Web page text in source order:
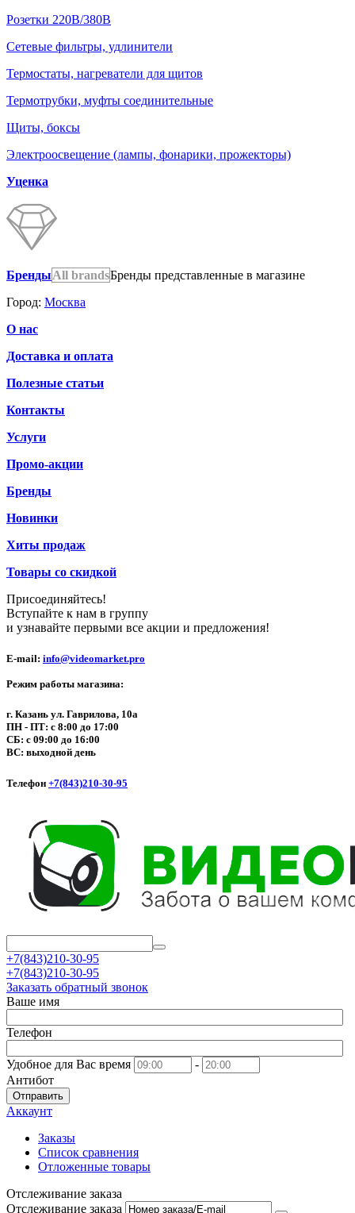
Розетки 220В/380В
Сетевые фильтры, удлинители
Термостаты, нагреватели для щитов
Термотрубки, муфты соединительные
Щиты, боксы
Электроосвещение (лампы, фонарики, прожекторы)
Уценка
БрендыAll brandsБренды представленные в магазине
Город: Москва
О нас
Доставка и оплата
Полезные статьи
Контакты
Услуги
Промо-акции
Бренды
Новинки
Хиты продаж
Товары со скидкой
Присоединяйтесь!
Вступайте к нам в группу
и узнавайте первыми все акции и предложения!
E-mail: info@videomarket.pro
Режим работы магазина:
г. Казань ул. Гаврилова, 10а
ПН - ПТ: с 8:00 до 17:00
СБ: с 09:00 до 16:00
ВС: выходной день
Телефон +7(843)210-30-95
+7(843)210-30-95
+7(843)210-30-95
Заказать обратный звонок
Ваше имя
Телефон
Удобное для Вас время
-
Антибот
Отправить
Аккаунт
Заказы
Список сравнения
Отложенные товары
Отслеживание заказа
Отслеживание заказа